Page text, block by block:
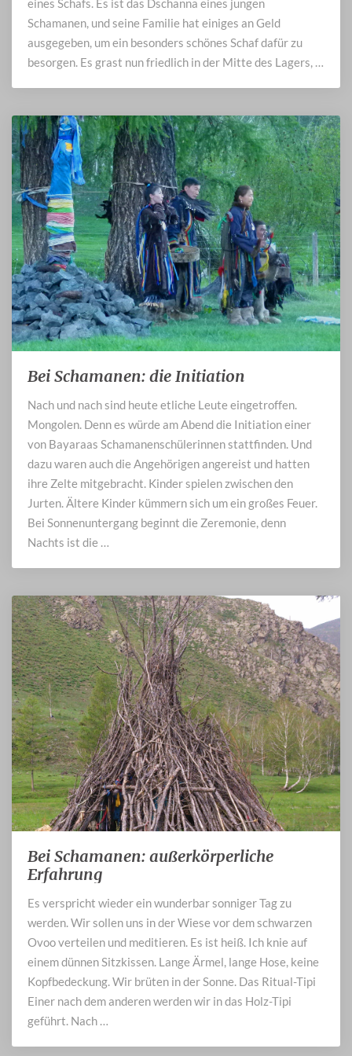
eines Schafs. Es ist das Dschanna eines jungen
Schamanen, und seine Familie hat einiges an Geld
ausgegeben, um ein besonders schönes Schaf dafür zu
besorgen. Es grast nun friedlich in der Mitte des Lagers, …
Bei
die
Initiation
Bei Schamanen: die Initiation
Nach und nach sind heute etliche Leute eingetroffen.
Mongolen. Denn es würde am Abend die Initiation einer
von Bayaraas Schamanenschülerinnen stattfinden. Und
dazu waren auch die Angehörigen angereist und hatten
ihre Zelte mitgebracht. Kinder spielen zwischen den
Jurten. Ältere Kinder kümmern sich um ein großes Feuer.
Bei Sonnenuntergang beginnt die Zeremonie, denn
Nachts ist die …
Bei
Schamanen:
Erfahrung
Bei Schamanen: außerkörperliche
Erfahrung
Es verspricht wieder ein wunderbar sonniger Tag zu
werden. Wir sollen uns in der Wiese vor dem schwarzen
Ovoo verteilen und meditieren. Es ist heiß. Ich knie auf
einem dünnen Sitzkissen. Lange Ärmel, lange Hose, keine
Kopfbedeckung. Wir brüten in der Sonne. Das Ritual-Tipi
Einer nach dem anderen werden wir in das Holz-Tipi
geführt. Nach …